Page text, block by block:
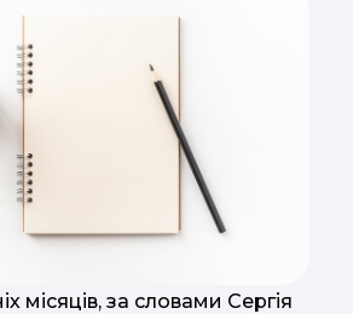
місяців, за словами Сергія